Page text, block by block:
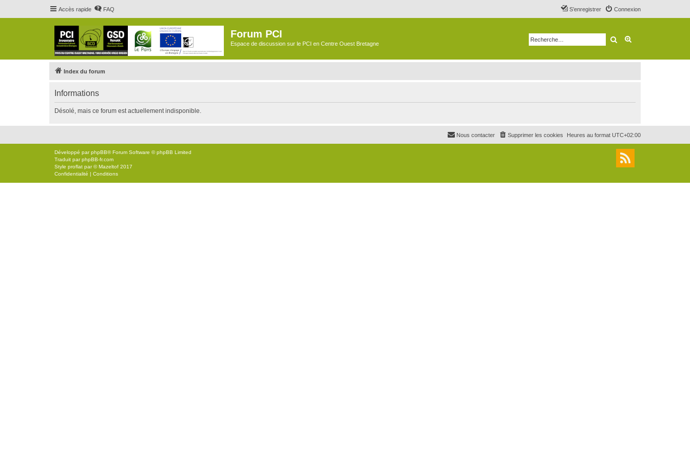
Accès rapide FAQ Connexion
S’enregistrer
Forum PCI
Espace de discussion sur le PCI en Centre Ouest Bretagne Rechercher
Index du forum
Informations
Désolé, mais ce forum est actuellement indisponible.
Heures au format UTC+02:00
Supprimer les cookies
Nous contacter
Développé parphpBB® Forum Software © phpBB Limited
Traduit parphpBB-fr.com
Style proflat par ©Mazeltof 2017
Confidentialité | Conditions